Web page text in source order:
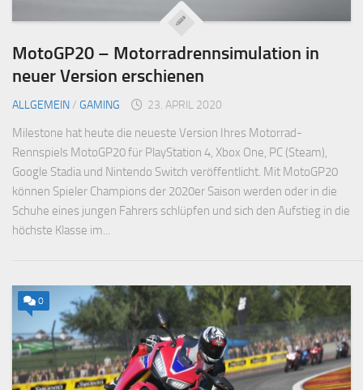
MotoGP20 – Motorradrennsimulation in
neuer Version erschienen
ALLGEMEIN/ GAMING 23. APRIL 2020
Milestone hat heute die neueste Version Ihres Motorrad-
Rennspiels MotoGP20 für PlayStation 4, Xbox One, PC (Steam),
Google Stadia und Nintendo Switch veröffentlicht. Mit MotoGP20
können Spieler Champions der 2020er Saison werden oder in die
Schuhe eines jungen Fahrers schlüpfen und sich den Aufstieg in die
höchste Klasse im...
0